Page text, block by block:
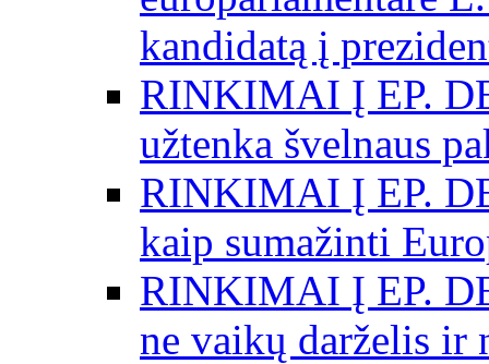
kandidatą į
RINKIMAI Į EP.
užtenka švelnaus
RINKIMAI Į EP.
kaip sumažinti
RINKIMAI Į EP.
ne vaikų darželis ir